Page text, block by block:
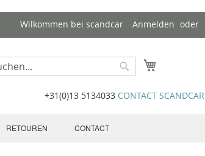
Wilkommen bei scandcar Anmelden
+31(0)13 5134033 CONTACT SCANDCAR
RETOUREN CONTACT